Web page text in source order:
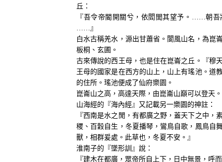
丘：
『吾令帝閽開關兮，依閻閭其望予。……朝
……』
白水古稱羌水，源出甘蕭省。閬風山名，為崑
板桐、玄圃。
古來傳說的西王母，也是住在崑崙之丘。『穆
王母的國家是在西方的山上，山上有瑤池。道
的住所。瑤池便成了仙府樂園。
崑崙山之高，高達天際，由崑崙山巔可以登天
山海經的『海內經』又記載另一樂園的神註：
『西南是水之閒，有都廣之野，蓋天下之中，
稷、百穀自生，冬夏播琴，鸞鳥自歌，鳳鳥自
獸，相群爰處。此草也，冬夏不安。』
淮南子的『墜形訓』說：
『建木在都廣，眾帝所自上下，日中無景，呼